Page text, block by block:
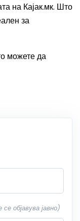
на Кајак.мк. Што
за
можете да
објавува јавно)